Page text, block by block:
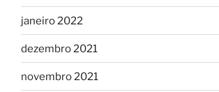
janeiro 2022
dezembro 2021
novembro 2021